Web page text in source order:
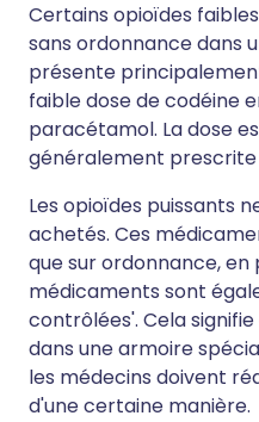
Certains opioïdes
sans ordonnance dans
présente
faible dose de codéine
paracétamol. La dose
généralement prescrite
Les opioïdes puissants
achetés. Ces
que sur ordonnance, en
médicaments sont
contrôlées'. Cela
dans une armoire
les médecins doivent
d'une certaine manière.